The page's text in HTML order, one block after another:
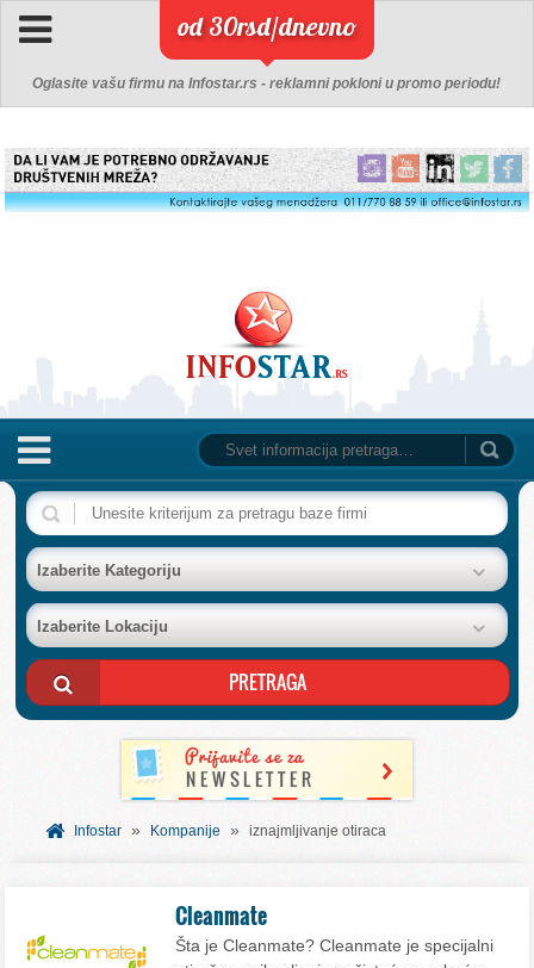
od 30rsd/dnevno
Oglasite vašu firmu na Infostar.rs - reklamni pokloni u promo periodu!
NASLOVNA
BAZA FIRMI
POSLOVNI OGLASI
AKCIJE I KATALOZI
BESPLATNI VAUČERI
SVET INFORMACIJA
Izaberite Kategoriju
Izaberite Lokaciju
Infostar » Kompanije » iznajmljivanje otiraca
Cleanmate
Šta je Cleanmate? Cleanmate je specijalni